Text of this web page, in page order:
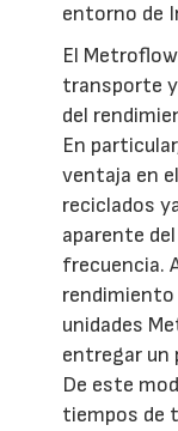
entorno de
El
transporte
del
En
ventaja en
reciclados
aparente
frecuencia.
rendimiento
unidades
entregar un
De este
tiempos de